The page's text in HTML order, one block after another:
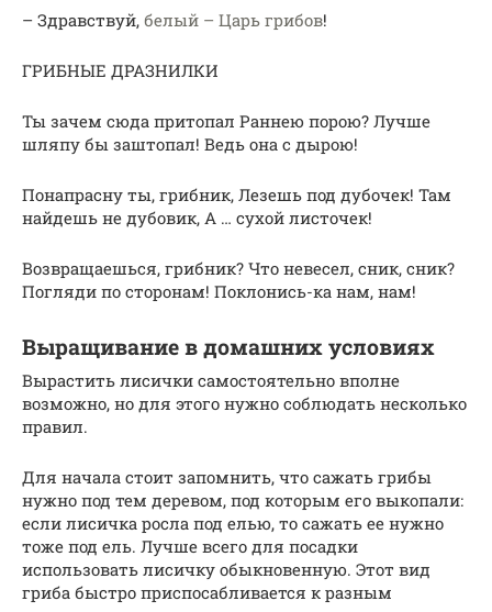
– Здравствуй, белый – Царь грибов!
ГРИБНЫЕ ДРАЗНИЛКИ
Ты зачем сюда притопал Раннею порою? Лучше
шляпу бы заштопал! Ведь она с дырою!
Понапрасну ты, грибник, Лезешь под дубочек! Там
найдешь не дубовик, А … сухой листочек!
Возвращаешься, грибник? Что невесел, сник, сник?
Погляди по сторонам! Поклонись-ка нам, нам!
Выращивание в домашних условиях
Вырастить лисички самостоятельно вполне
возможно, но для этого нужно соблюдать несколько
правил.
Для начала стоит запомнить, что сажать грибы
нужно под тем деревом, под которым его выкопали:
если лисичка росла под елью, то сажать ее нужно
тоже под ель. Лучше всего для посадки
использовать лисичку обыкновенную. Этот вид
гриба быстро приспосабливается к разным